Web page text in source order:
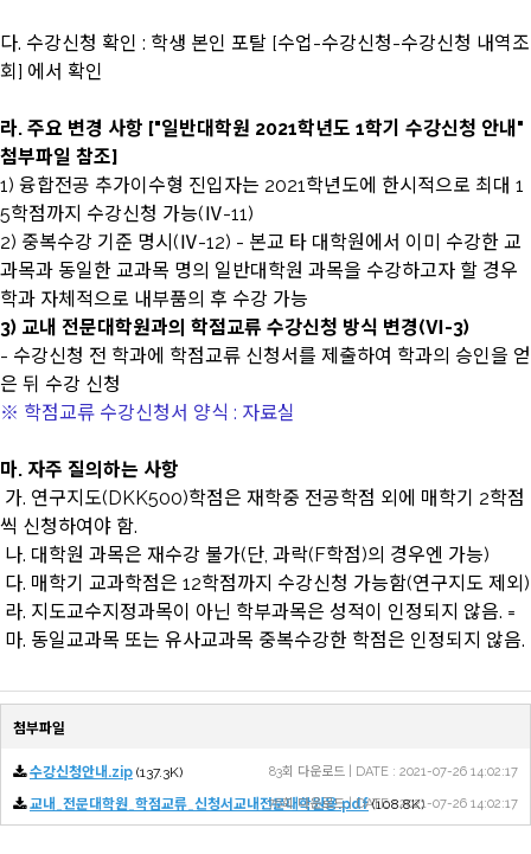
다. 수강신청 확인 : 학생 본인 포탈 [수업-수강신청-수강신청 내역조
회] 에서 확인
라. 주요 변경 사항 ["일반대학원 2021학년도 1학기 수강신청 안내"
첨부파일 참조]
1) 융합전공 추가이수형 진입자는 2021학년도에 한시적으로 최대 1
5학점까지 수강신청 가능(Ⅳ-11)
2) 중복수강 기준 명시(Ⅳ-12) - 본교 타 대학원에서 이미 수강한 교
과목과 동일한 교과목 명의 일반대학원 과목을 수강하고자 할 경우
학과 자체적으로 내부품의 후 수강 가능
3) 교내 전문대학원과의 학점교류 수강신청 방식 변경(Ⅵ-3)
- 수강신청 전 학과에 학점교류 신청서를 제출하여 학과의 승인을 얻
은 뒤 수강 신청
※ 학점교류 수강신청서 양식 : 자료실
마. 자주 질의하는 사항
가. 연구지도(DKK500)학점은 재학중 전공학점 외에 매학기 2학점
씩 신청하여야 함.
나. 대학원 과목은 재수강 불가(단, 과락(F학점)의 경우엔 가능)
다. 매학기 교과학점은 12학점까지 수강신청 가능함(연구지도 제외)
라. 지도교수지정과목이 아닌 학부과목은 성적이 인정되지 않음. =
마. 동일교과목 또는 유사교과목 중복수강한 학점은 인정되지 않음.
첨부파일
수강신청안내.zip (137.3K) 83회 다운로드 | DATE : 2021-07-26 14:02:17
교내_전문대학원_학점교류_신청서교내전문대학원용.pdf(108.8K)
76회 다운로드 | DATE : 2021-07-26 14:02:17